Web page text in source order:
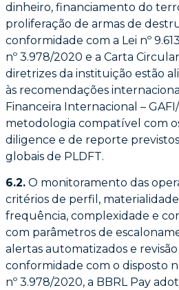
dinheiro, financiamento do
proliferação de armas de
conformidade com a Lei nº
nº 3.978/2020 e a Carta
diretrizes da instituição estão
às recomendações
Financeira Internacional –
metodologia compatível com
diligence e de reporte previstos
globais de PLDFT.
6.2. O monitoramento das
critérios de perfil,
frequência, complexidade e
com parâmetros de
alertas automatizados e
conformidade com o disposto
nº 3.978/2020, a BBRL Pay